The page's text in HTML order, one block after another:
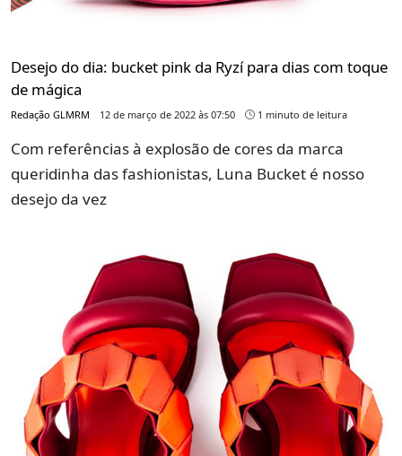
Desejo do dia: bucket pink da Ryzí para dias com toque
de mágica
Redação GLMRM 12 de março de 2022 às 07:50 1 minuto de leitura
Com referências à explosão de cores da marca
queridinha das fashionistas, Luna Bucket é nosso
desejo da vez